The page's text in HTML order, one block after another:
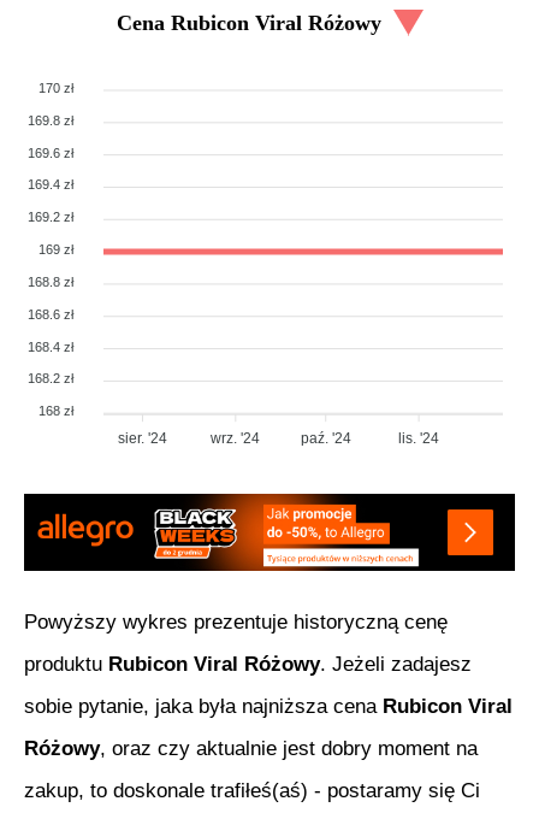
Cena Rubicon Viral Różowy
170 zł
169.8 zł
169.6 zł
169.4 zł
169.2 zł
169 zł
168.8 zł
168.6 zł
168.4 zł
168.2 zł
168 zł
sier. '24 wrz. '24 paź. '24 lis. '24
Powyższy wykres prezentuje historyczną cenę
produktu Rubicon Viral Różowy. Jeżeli zadajesz
sobie pytanie, jaka była najniższa cena Rubicon Viral
Różowy, oraz czy aktualnie jest dobry moment na
zakup, to doskonale trafiłeś(aś) - postaramy się Ci